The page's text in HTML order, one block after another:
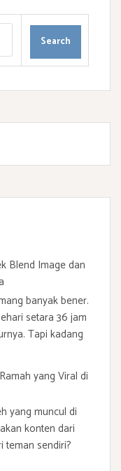
Blend Image dan
banyak bener.
setara 36 jam
Tapi kadang
yang Viral di
yang muncul di
konten dari
teman sendiri?